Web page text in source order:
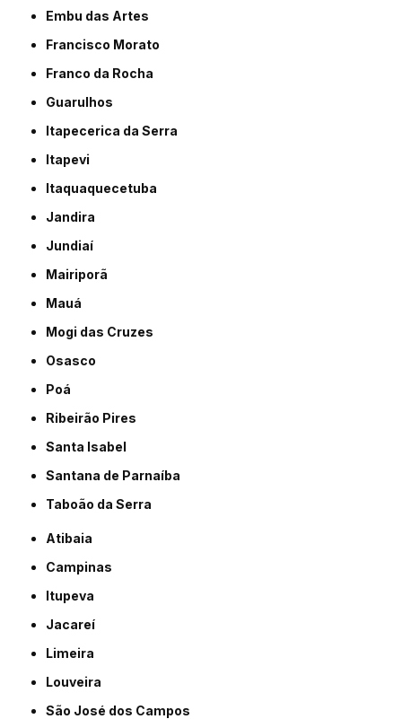
Embu das Artes
Francisco Morato
Franco da Rocha
Guarulhos
Itapecerica da Serra
Itapevi
Itaquaquecetuba
Jandira
Jundiaí
Mairiporã
Mauá
Mogi das Cruzes
Osasco
Poá
Ribeirão Pires
Santa Isabel
Santana de Parnaíba
Taboão da Serra
Atibaia
Campinas
Itupeva
Jacareí
Limeira
Louveira
São José dos Campos